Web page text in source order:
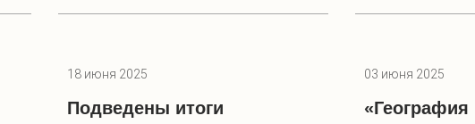
18 июня 2025
Подведены итоги
03 июня 2025